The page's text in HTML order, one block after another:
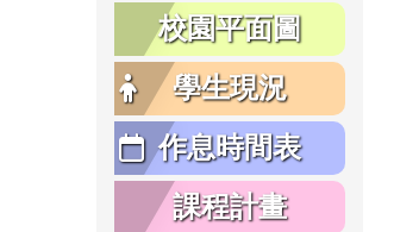
校園平面圖
學生現況
作息時間表
課程計畫